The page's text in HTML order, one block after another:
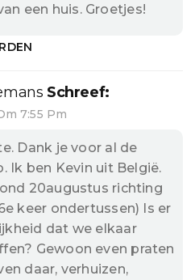
een huis. Groetjes!
Schreef:
7:55 Pm
Dank je voor al de
Ik ben Kevin uit België.
20augustus richting
keer ondertussen) Is er
dat we elkaar
Gewoon even praten
daar, verhuizen,